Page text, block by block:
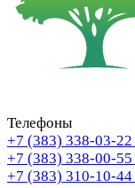
Телефоны
+7 (383) 338-03-22
+7 (383) 338-00-55
+7 (383) 310-10-44